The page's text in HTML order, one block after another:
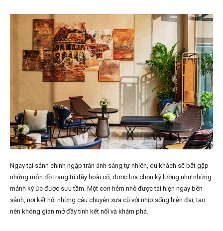
Ngay tại sảnh chính ngập tràn ánh sáng tự nhiên, du khách sẽ bắt gặp
những món đồ trang trí đầy hoài cổ, được lựa chọn kỹ lưỡng như những
mảnh ký ức được sưu tầm. Một con hẻm nhỏ được tái hiện ngay bên
sảnh, nơi kết nối những câu chuyện xưa cũ với nhịp sống hiện đại, tạo
nên không gian mở đầy tính kết nối và khám phá.